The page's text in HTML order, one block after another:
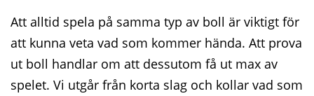
Att alltid spela på samma typ av boll är viktigt för
att kunna veta vad som kommer hända. Att prova
ut boll handlar om att dessutom få ut max av
spelet. Vi utgår från korta slag och kollar vad som